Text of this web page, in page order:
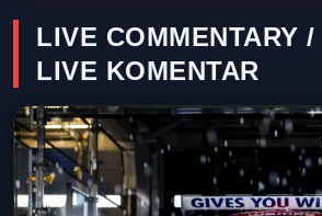
LIVE COMMENTARY
LIVE KOMENTAR